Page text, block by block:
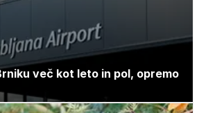
več kot leto in pol, opremo